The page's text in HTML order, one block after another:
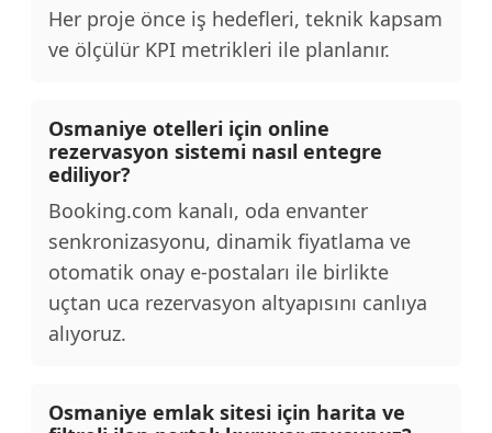
Her proje önce iş hedefleri, teknik kapsam
ve ölçülür KPI metrikleri ile planlanır.
Osmaniye otelleri için online
rezervasyon sistemi nasıl entegre
ediliyor?
Booking.com kanalı, oda envanter
senkronizasyonu, dinamik fiyatlama ve
otomatik onay e-postaları ile birlikte
uçtan uca rezervasyon altyapısını canlıya
alıyoruz.
Osmaniye emlak sitesi için harita ve